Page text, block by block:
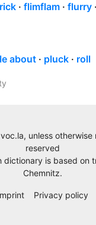
flimflam flurry
about pluck roll
unless otherwise
reserved
dictionary is based on
Chemnitz.
Privacy policy